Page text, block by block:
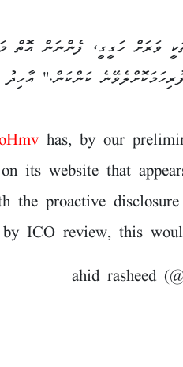
ވަރަށް ހަގީގީ، ފެންނަން އޮތް
ކަންކަން." އާހިދު
has, by our
its website that
the proactive
ICO review, this